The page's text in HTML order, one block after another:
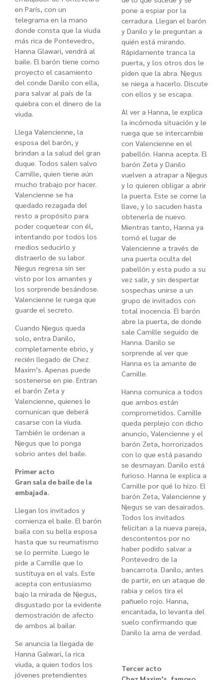
en París, con un
telegrama en la mano
donde consta que la viuda
más rica de Pontevedro,
Hanna Glawari, vendrá al
baile. El barón tiene como
proyecto el casamiento
del conde Danilo con ella,
para salvar al país de la
quiebra con el dinero de la
viuda.
Llega Valencienne, la
esposa del barón, y
brindan a la salud del gran
duque. Todos salen salvo
Camille, quien tiene aún
mucho trabajo por hacer.
Valencienne se ha
quedado rezagada del
resto a propósito para
poder coquetear con él,
intentando por todos los
medios seducirlo y
distraerlo de su labor.
Njegus regresa sin ser
visto por los amantes y
los sorprende besándose.
Valencienne le ruega que
guarde el secreto.
Cuando Njegus queda
solo, entra Danilo,
completamente ebrio, y
recién llegado de Chez
Maxim’s. Apenas puede
sostenerse en pie. Entran
el barón Zeta y
Valencienne, quienes le
comunican que deberá
casarse con la viuda.
También le ordenan a
Njegus que lo ponga
sobrio antes del baile.
Primer acto
Gran sala de baile de la
embajada.
Llegan los invitados y
comienza el baile. El barón
baila con su bella esposa
hasta que su reumatismo
se lo permite. Luego le
pide a Camille que lo
sustituya en el vals. Este
acepta con entusiasmo
bajo la mirada de Njegus,
disgustado por la evidente
demostración de afecto
de ambos al bailar.
Se anuncia la llegada de
Hanna Galwari, la rica
viuda, a quien todos los
jóvenes pretendientes
pone a espiar por la
cerradura. Llegan el barón
y Danilo y le preguntan a
quién está mirando.
Rápidamente tranca la
puerta, y los otros dos le
piden que la abra. Njegus
se niega a hacerlo. Discute
con ellos y se escapa.
Al ver a Hanna, le explica
la incómoda situación y le
ruega que se intercambie
con Valencienne en el
pabellón. Hanna acepta. El
barón Zeta y Danilo
vuelven a atrapar a Njegus
y lo quieren obligar a abrir
la puerta. Este se come la
llave, y lo sacuden hasta
obtenerla de nuevo.
Mientras tanto, Hanna ya
tomó el lugar de
Valencienne a través de
una puerta oculta del
pabellón y esta pudo a su
vez salir, y sin despertar
sospechas unirse a un
grupo de invitados con
total inocencia. El barón
abre la puerta, de donde
sale Camille seguido de
Hanna. Danilo se
sorprende al ver que
Hanna es la amante de
Camille.
Hanna comunica a todos
que ambos están
comprometidos. Camille
queda perplejo con dicho
anuncio, Valencienne y el
barón Zeta, horrorizados
con lo que está pasando
se desmayan. Danilo está
furioso. Hanna le explica a
Camille por qué lo hizo. El
barón Zeta, Valencienne y
Njegus se van desairados.
Todos los invitados
felicitan a la nueva pareja,
descontentos por no
haber podido salvar a
Pontevedro de la
bancarrota. Danilo, antes
de partir, en un ataque de
rabia y celos tira el
pañuelo rojo. Hanna,
encantada, lo levanta del
suelo confirmando que
Danilo la ama de verdad.
Tercer acto